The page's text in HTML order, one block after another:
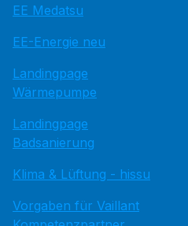
EE Medatsu
EE-Energie neu
Landingpage
Wärmepumpe
Landingpage
Badsanierung
Klima & Lüftung - hissu
Vorgaben für Vaillant